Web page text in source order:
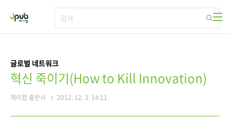
글로벌 네트워크
혁신 죽이기(How to Kill Innovation)
제이펍 출판사 2012. 12. 3. 14:11